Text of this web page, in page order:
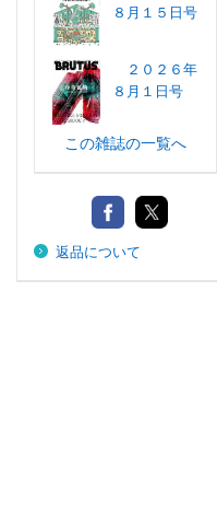
ＮＥＢＯＹ
ファイン …
ＰＯＰＥＹＥ
（ポパイ） ２
…
990円
８月１５日号
２０２６年
８月１日号
この雑誌の一覧へ
返品について